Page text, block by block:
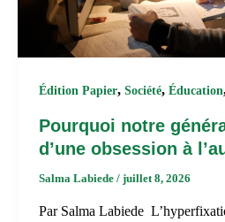
Édition Papier, Société, Éducation
Pourquoi notre
d’une obsession à
Salma Labiede / juillet 8, 2026
Par Salma Labiede